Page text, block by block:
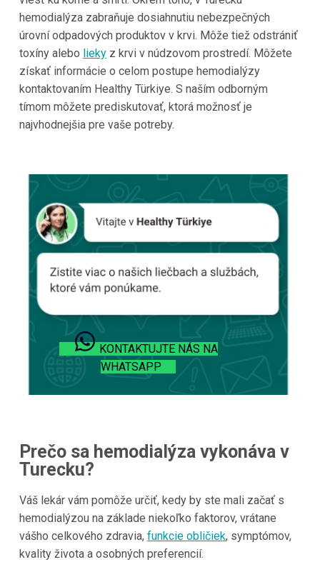
hemodialýza zabraňuje dosiahnutiu nebezpečných
úrovní odpadových produktov v krvi. Môže tiež odstrániť
toxíny alebo liekyz krvi v núdzovom prostredí. Môžete
získať informácie o celom postupe hemodialýzy
kontaktovaním Healthy Türkiye. S naším odborným
tímom môžete prediskutovať, ktorá možnosť je
najvhodnejšia pre vaše potreby.
KONTAKTUJTE NÁS NA
WHATSAPP
Prečo sa hemodialýza vykonáva v
Turecku?
Váš lekár vám pomôže určiť, kedy by ste mali začať s
hemodialýzou na základe niekoľko faktorov, vrátane
vášho celkového zdravia, funkcie obličiek, symptómov,
kvality života a osobných preferencií.